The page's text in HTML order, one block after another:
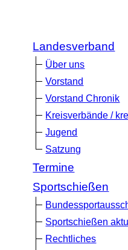
Landesverband
Über uns
Vorstand
Vorstand Chronik
Kreisverbände /
Jugend
Satzung
Termine
Sportschießen
Sportschießen
Rechtliches